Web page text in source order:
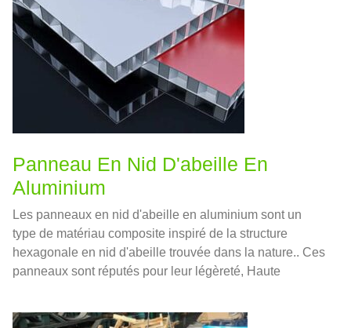
Panneau En Nid D'abeille En
Aluminium
Les panneaux en nid d'abeille en aluminium sont un
type de matériau composite inspiré de la structure
hexagonale en nid d'abeille trouvée dans la nature.. Ces
panneaux sont réputés pour leur légèreté, Haute